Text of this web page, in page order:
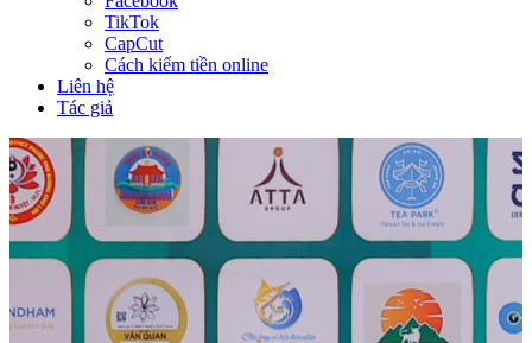
TikTok
CapCut
Cách kiếm tiền online
Liên hệ
Tác giả